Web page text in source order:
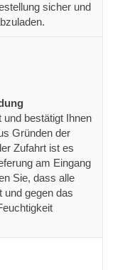
sicher und
und bestätigt Ihnen
Gründen der
Zufahrt ist es
am Eingang
Sie, dass alle
und gegen das